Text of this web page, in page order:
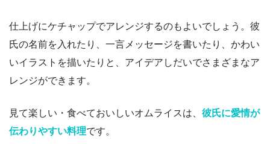
仕上げにケチャップでアレンジするのもよいでしょう。彼
氏の名前を入れたり、一言メッセージを書いたり、かわい
いイラストを描いたりと、アイデアしだいでさまざまなア
レンジができます。
見て楽しい・食べておいしいオムライスは、 彼氏に愛情が
伝わりやすい料理です。